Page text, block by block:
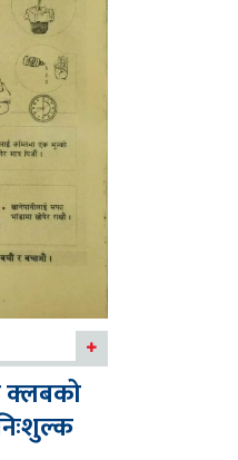
क्लबको